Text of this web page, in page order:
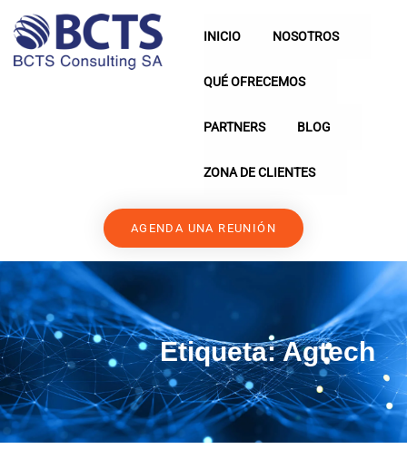
INICIO NOSOTROS
QUÉ OFRECEMOS
PARTNERS BLOG
ZONA DE CLIENTES
AGENDA UNA REUNIÓN
Etiqueta:Agtech